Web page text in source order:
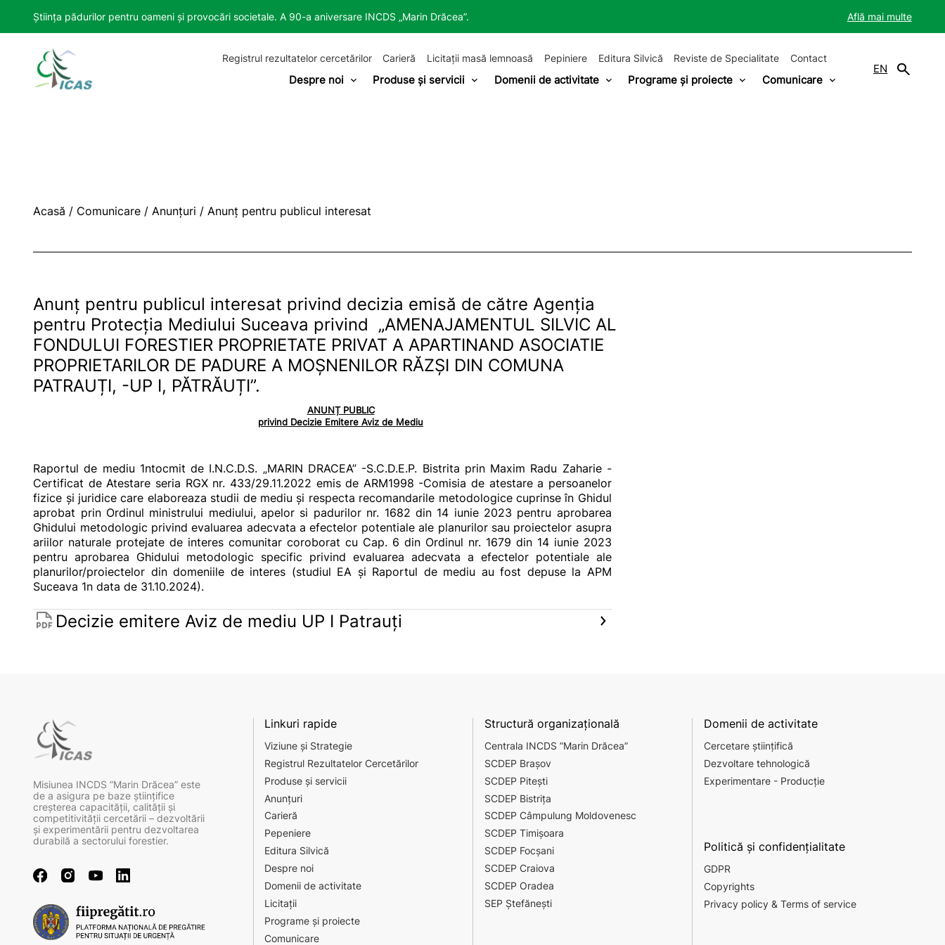
Știința pădurilor pentru oameni și provocări societale. A 90-a aniversare INCDS „Marin Drăcea”. Află mai multe
Registrul rezultatelor cercetărilor Carieră Licitații masă lemnoasă Pepiniere Editura Silvică Reviste de Specialitate Contact
Despre noi Produse și servicii Domenii de activitate Programe și proiecte Comunicare
EN
Acasă / Comunicare /Anunțuri /Anunţ pentru publicul interesat
Anunţ pentru publicul interesat privind decizia emisă de către Agenția
pentru Protecția Mediului Suceava privind „AMENAJAMENTUL SILVIC AL
FONDULUI FORESTIER PROPRIETATE PRIVAT A APARTINAND ASOCIATIE
PROPRIETARILOR DE PADURE A MOȘNENILOR RĂZȘI DIN COMUNA
PATRAUȚI, -UP I, PĂTRĂUȚI”.
ANUNȚ PUBLIC
privind Decizie Emitere Aviz de Mediu
Raportul de mediu 1ntocmit de I.N.C.D.S. „MARIN DRACEA” -S.C.D.E.P. Bistrita prin Maxim Radu Zaharie -
Certificat de Atestare seria RGX nr. 433/29.11.2022 emis de ARM1998 -Comisia de atestare a persoanelor
fizice și juridice care elaboreaza studii de mediu și respecta recomandarile metodologice cuprinse în Ghidul
aprobat prin Ordinul ministrului mediului, apelor si padurilor nr. 1682 din 14 iunie 2023 pentru aprobarea
Ghidului metodologic privind evaluarea adecvata a efectelor potentiale ale planurilor sau proiectelor asupra
ariilor naturale protejate de interes comunitar coroborat cu Cap. 6 din Ordinul nr. 1679 din 14 iunie 2023
pentru aprobarea Ghidului metodologic specific privind evaluarea adecvata a efectelor potentiale ale
planurilor/proiectelor din domeniile de interes (studiul EA și Raportul de mediu au fost depuse la APM
Suceava 1n data de 31.10.2024).
Decizie emitere Aviz de mediu UP I Patrauți
Misiunea INCDS ”Marin Drăcea” este
de a asigura pe baze ştiinţifice
creşterea capacităţii, calităţii şi
competitivităţii cercetării – dezvoltării
şi experimentării pentru dezvoltarea
durabilă a sectorului forestier.
Linkuri rapide
Viziune și Strategie
Registrul Rezultatelor Cercetărilor
Produse și servicii
Anunțuri
Carieră
Pepeniere
Editura Silvică
Despre noi
Domenii de activitate
Licitații
Programe și proiecte
Comunicare
Structură organizațională
Centrala INCDS ”Marin Drăcea”
SCDEP Brașov
SCDEP Pitești
SCDEP Bistrița
SCDEP Câmpulung Moldovenesc
SCDEP Timișoara
SCDEP Focșani
SCDEP Craiova
SCDEP Oradea
SEP Ștefănești
Domenii de activitate
Cercetare științifică
Dezvoltare tehnologică
Experimentare - Producție
Politică și confidențialitate
GDPR
Copyrights
Privacy policy & Terms of service